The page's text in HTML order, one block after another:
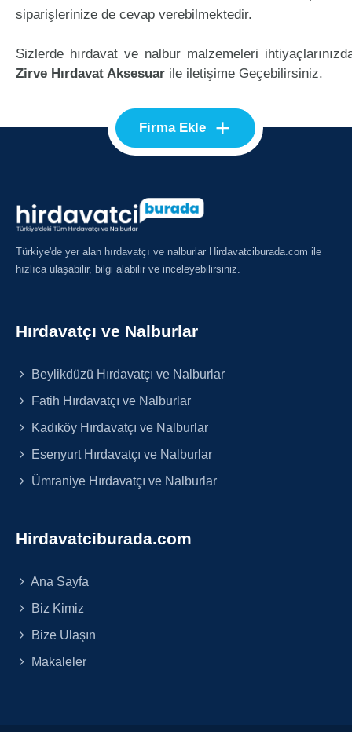
siparişlerinize de cevap verebilmektedir.
Sizlerde hırdavat ve nalbur malzemeleri
Zirve Hırdavat Aksesuar ile iletişime Geçebilirsiniz.
Firma Ekle +
Türkiye'de yer alan hırdavatçı ve nalburlar Hirdavatciburada.com ile
hızlıca ulaşabilir, bilgi alabilir ve inceleyebilirsiniz.
Hırdavatçı ve Nalburlar
Beylikdüzü Hırdavatçı ve Nalburlar
Fatih Hırdavatçı ve Nalburlar
Kadıköy Hırdavatçı ve Nalburlar
Esenyurt Hırdavatçı ve Nalburlar
Ümraniye Hırdavatçı ve Nalburlar
Hirdavatciburada.com
Ana Sayfa
Biz Kimiz
Bize Ulaşın
Makaleler